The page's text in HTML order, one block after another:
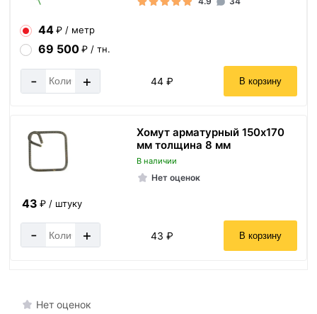
44₽ / метр
69 500₽ / тн.
- + 44 ₽ В корзину
Хомут арматурный 150х170
мм толщина 8 мм
В наличии
Нет оценок
43 ₽ / штуку
- + 43 ₽ В корзину
Нет оценок